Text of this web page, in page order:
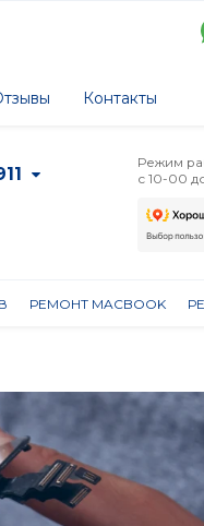
Контакты
Режим
с 10-00
РЕМОНТ MACBOOK